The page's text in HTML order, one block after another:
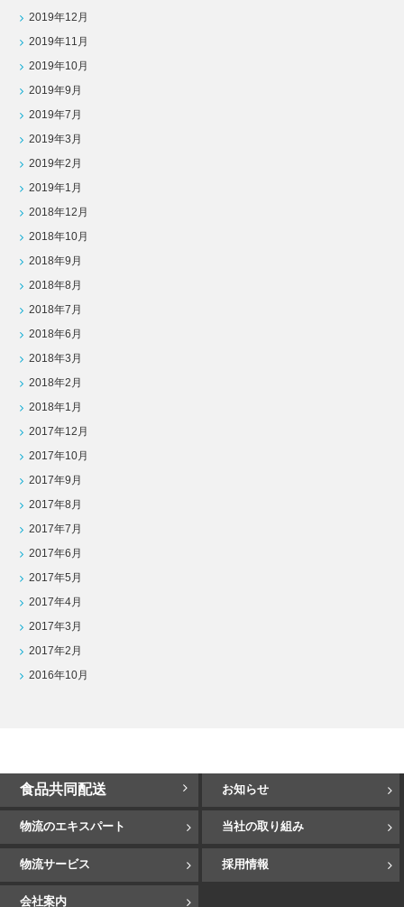
2019年12月
2019年11月
2019年10月
2019年9月
2019年7月
2019年3月
2019年2月
2019年1月
2018年12月
2018年10月
2018年9月
2018年8月
2018年7月
2018年6月
2018年3月
2018年2月
2018年1月
2017年12月
2017年10月
2017年9月
2017年8月
2017年7月
2017年6月
2017年5月
2017年4月
2017年3月
2017年2月
2016年10月
食品共同配送 お知らせ
物流のエキスパート 当社の取り組み
物流サービス 採用情報
会社案内